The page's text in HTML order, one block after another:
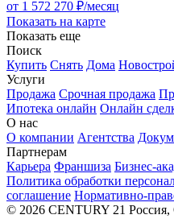
от 1 572 270 ₽/месяц
Показать на карте
Показать еще
Поиск
Купить Снять Дома
Услуги
Продажа Срочная продажа
Ипотека онлайн Онлайн
О нас
О компании Агентства
Партнерам
Карьера Франшиза Бизнес-
Политика обработки
соглашение Нормативно-
© 2026 CENTURY 21